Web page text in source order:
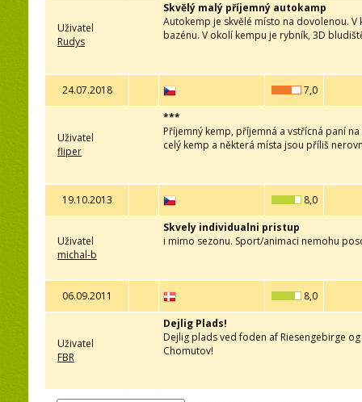
Uživatel
Rudys
Skvělý malý příjemný autokamp
Autokemp je skvělé místo na dovolenou.
bazénu. V okolí kempu je rybník, 3D
24.07.2018 7,0
Uživatel
fliper
***
Příjemný kemp, příjemná a vstřícná paní
celý kemp a některá místa jsou příliš
19.10.2013 8,0
Uživatel
michal-b
Skvely individualni pristup
i mimo sezonu. Sport/animaci nemohu
06.09.2011 8,0
Uživatel
FBR
Dejlig Plads!
Dejlig plads ved foden af Riesengebirge
Chomutov!